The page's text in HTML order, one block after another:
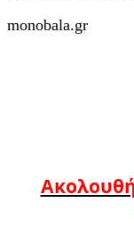
monobala.gr